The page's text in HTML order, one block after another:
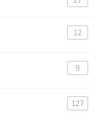
12
9
127